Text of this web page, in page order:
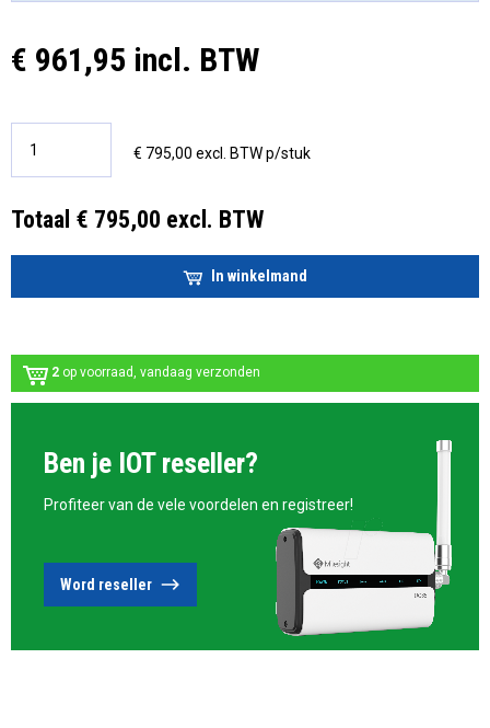
€ 961,95 incl. BTW
€ 795,00 excl. BTW p/stuk
Totaal € 795,00 excl. BTW
In winkelmand
2 op voorraad, vandaag verzonden
Ben je IOT reseller?
Profiteer van de vele voordelen en registreer!
Word reseller